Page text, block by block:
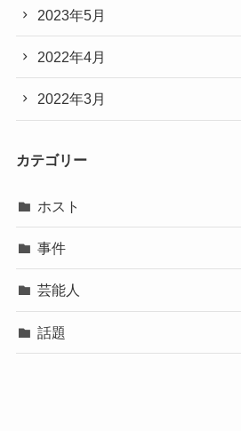
2023年5月
2022年4月
2022年3月
カテゴリー
ホスト
事件
芸能人
話題